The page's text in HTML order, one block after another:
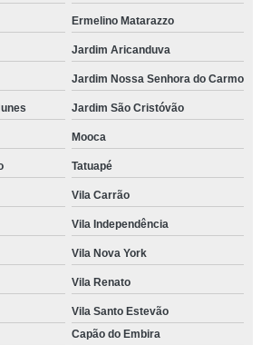
Ermelino Matarazzo
Jardim Aricanduva
Jardim Nossa Senhora do Carmo
Jardim São Cristóvão
Mooca
Tatuapé
Vila Carrão
Vila Independência
Vila Nova York
Vila Renato
Vila Santo Estevão
Capão do Embira